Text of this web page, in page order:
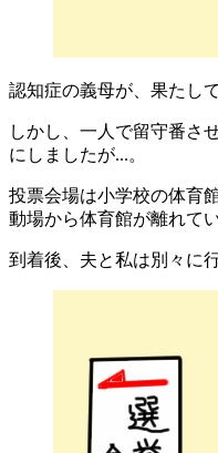
認知症の義母が、果たし
しかし、一人で留守番さ
にしましたが...。
投票会場は小学校の体育
動場から体育館が離れて
到着後、夫と私は別々に